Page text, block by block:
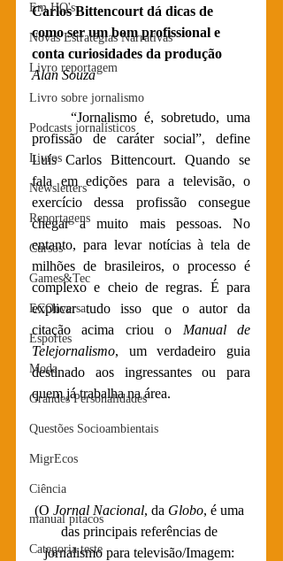
Em HQ's
Novas Estratégias Narrativas
Livro reportagem
Livro sobre jornalismo
Podcasts jornalísticos
Livros
Newsletters
Reportagens
Cursos
Games&Tec
ECOnversa
Esportes
Moda
Grandes Personalidades
Questões Socioambientais
MigrEcos
Ciência
manual pitacos
Categoria teste
Carlos Bittencourt dá dicas de
como ser um bom profissional e
conta curiosidades da produção
Alan Souza
“Jornalismo é, sobretudo, uma
profissão de caráter social”, define
Luís Carlos Bittencourt. Quando se
fala em edições para a televisão, o
exercício dessa profissão consegue
chegar a muito mais pessoas. No
entanto, para levar notícias à tela de
milhões de brasileiros, o processo é
complexo e cheio de regras. É para
explicar tudo isso que o autor da
citação acima criou o Manual de
Telejornalismo, um verdadeiro guia
destinado aos ingressantes ou para
quem já trabalha na área.
(O Jornal Nacional, da Globo, é uma
das principais referências de
jornalismo para televisão/Imagem: